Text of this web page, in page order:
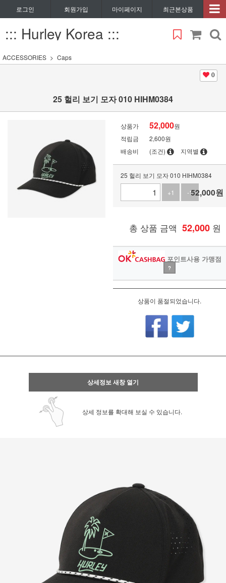
로그인 회원가입 마이페이지 최근본상품
::: Hurley Korea :::
ACCESSORIES Caps
0
25 헐리 보기 모자 010 HIHM0384
상품가 52,000원
적립금
2,600원
배송비
(조건) 지역별
25 헐리 보기 모자 010 HIHM0384
+1
-152,000원
총 상품 금액 52,000 원
포인트사용 가맹점
?
상품이 품절되었습니다.
상세정보 새창 열기
상세 정보를 확대해 보실 수 있습니다.